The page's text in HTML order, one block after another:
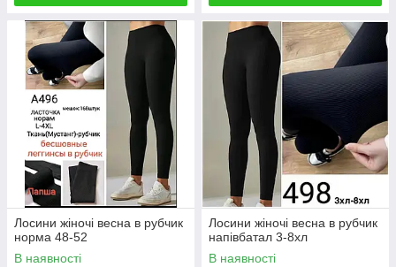
Лосини жіночі весна в рубчик
норма 48-52
В наявності
Лосини жіночі весна в рубчик
напівбатал 3-8хл
В наявності